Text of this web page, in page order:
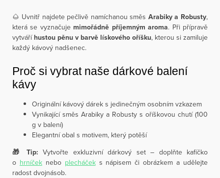
🌰 Uvnitř najdete pečlivě namíchanou směs Arabiky a Robusty,
která se vyznačuje mimořádně příjemným aroma. Při přípravě
vytváří hustou pěnu v barvě lískového oříšku, kterou si zamiluje
každý kávový nadšenec.
Proč si vybrat naše dárkové balení
kávy
Originální kávový dárek s jedinečným osobním vzkazem
Vynikající směs Arabiky a Robusty s oříškovou chutí (100
g v balení)
Elegantní obal s motivem, který potěší
🎁 Tip: Vytvořte exkluzivní dárkový set – doplňte kafíčko
o hrníčeknebo plecháčeks nápisem či obrázkem a udělejte
radost dvojnásob.